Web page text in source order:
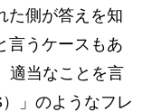
た側が答えを知
言うケースもあ
適当なことを言
」のようなフレ